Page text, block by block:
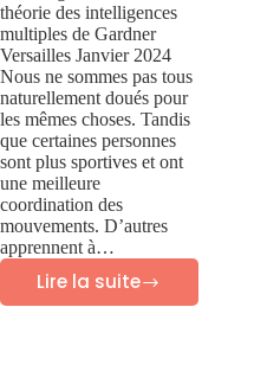
théorie des intelligences
multiples de Gardner
Versailles Janvier 2024
Nous ne sommes pas tous
naturellement doués pour
les mêmes choses. Tandis
que certaines personnes
sont plus sportives et ont
une meilleure
coordination des
mouvements. D’autres
apprennent à…
Lire la suite